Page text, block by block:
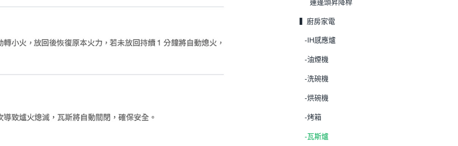
蓮蓬頭昇降桿
▍廚房家電
-IH感應爐
-油煙機
-洗碗機
-烘碗機
-烤箱
-瓦斯爐